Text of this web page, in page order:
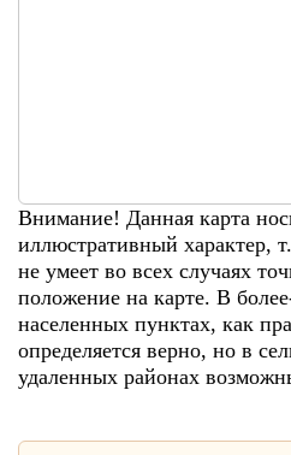
Внимание! Данная карта
иллюстративный характер,
не умеет во всех случаях
положение на карте. В
населенных пунктах, как
определяется верно, но в
удаленных районах